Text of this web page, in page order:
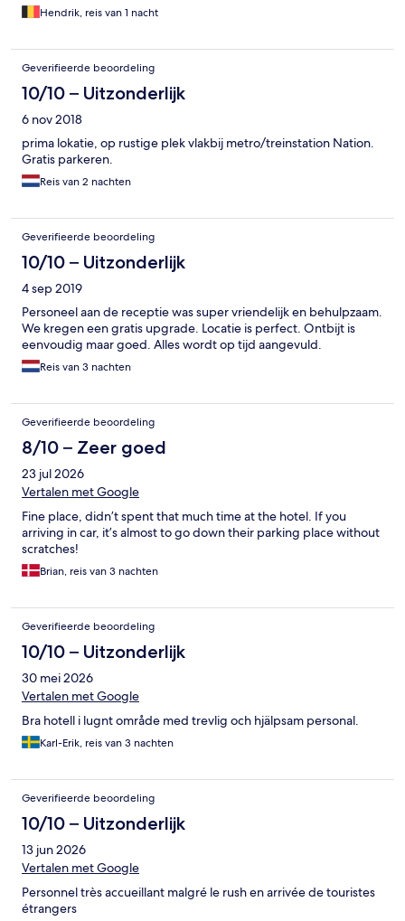
Hendrik, reis van 1 nacht
Geverifieerde beoordeling
10/10 – Uitzonderlijk
6 nov 2018
prima lokatie, op rustige plek vlakbij metro/treinstation Nation.
Gratis parkeren.
Reis van 2 nachten
Geverifieerde beoordeling
10/10 – Uitzonderlijk
4 sep 2019
Personeel aan de receptie was super vriendelijk en behulpzaam.
We kregen een gratis upgrade. Locatie is perfect. Ontbijt is
eenvoudig maar goed. Alles wordt op tijd aangevuld.
Reis van 3 nachten
Geverifieerde beoordeling
8/10 – Zeer goed
23 jul 2026
Vertalen met Google
Fine place, didn’t spent that much time at the hotel. If you
arriving in car, it’s almost to go down their parking place without
scratches!
Brian, reis van 3 nachten
Geverifieerde beoordeling
10/10 – Uitzonderlijk
30 mei 2026
Vertalen met Google
Bra hotell i lugnt område med trevlig och hjälpsam personal.
Karl-Erik, reis van 3 nachten
Geverifieerde beoordeling
10/10 – Uitzonderlijk
13 jun 2026
Vertalen met Google
Personnel très accueillant malgré le rush en arrivée de touristes
étrangers